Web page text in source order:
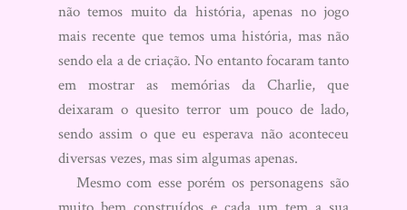
não temos muito da história, apenas no jogo
mais recente que temos uma história, mas não
sendo ela a de criação. No entanto focaram tanto
em mostrar as memórias da Charlie, que
deixaram o quesito terror um pouco de lado,
sendo assim o que eu esperava não aconteceu
diversas vezes, mas sim algumas apenas.
Mesmo com esse porém os personagens são